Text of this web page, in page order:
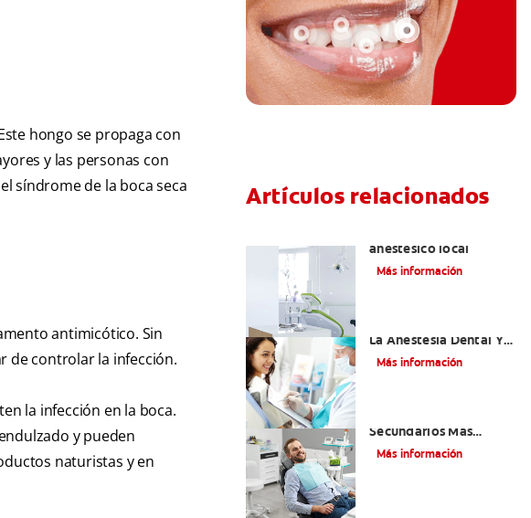
hongo se propaga con
y las personas con
síndrome de la boca seca
antimicótico. Sin
de controlar la infección.
la infección en la boca.
y pueden
naturistas y en
Artículos relacionados
anestésico local
Más información
La Anestesia Dental Y
Causas De Tratamiento
Más información
Secundarios Más
Comunes De La
Más información